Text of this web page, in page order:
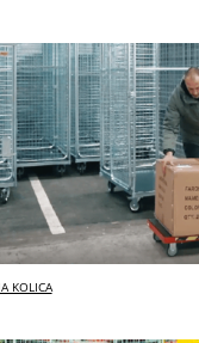
KOLICA